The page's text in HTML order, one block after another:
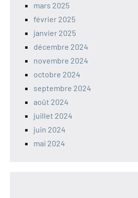
mars 2025
février 2025
janvier 2025
décembre 2024
novembre 2024
octobre 2024
septembre 2024
août 2024
juillet 2024
juin 2024
mai 2024